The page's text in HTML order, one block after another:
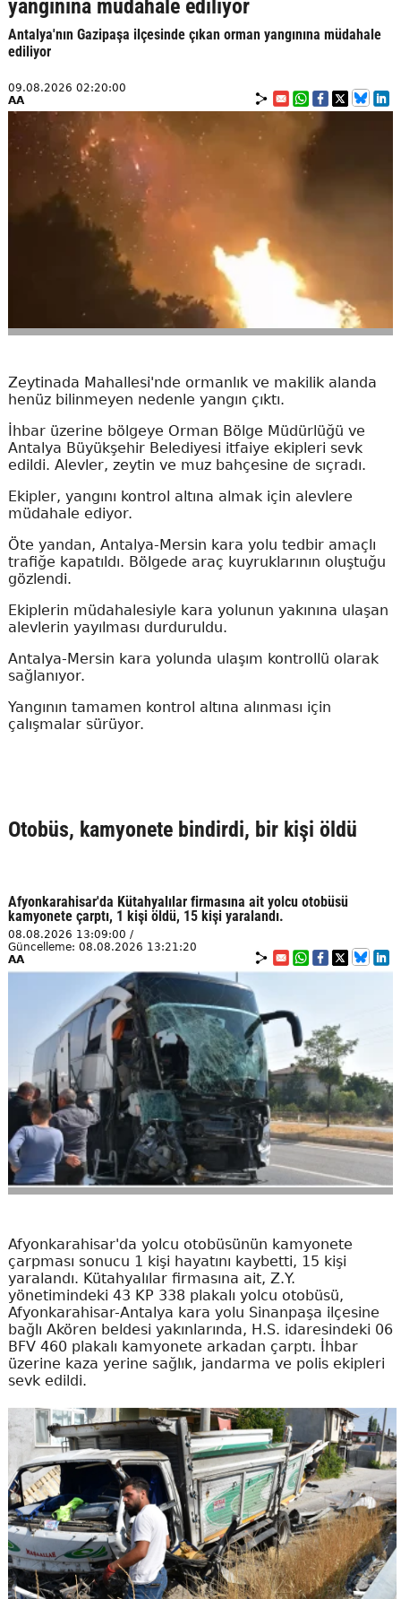
yangınına müdahale ediliyor
Antalya'nın Gazipaşa ilçesinde çıkan orman yangınına müdahale
ediliyor
09.08.2026 02:20:00
AA
Zeytinada Mahallesi'nde ormanlık ve makilik alanda
henüz bilinmeyen nedenle yangın çıktı.
İhbar üzerine bölgeye Orman Bölge Müdürlüğü ve
Antalya Büyükşehir Belediyesi itfaiye ekipleri sevk
edildi. Alevler, zeytin ve muz bahçesine de sıçradı.
Ekipler, yangını kontrol altına almak için alevlere
müdahale ediyor.
Öte yandan, Antalya-Mersin kara yolu tedbir amaçlı
trafiğe kapatıldı. Bölgede araç kuyruklarının oluştuğu
gözlendi.
Ekiplerin müdahalesiyle kara yolunun yakınına ulaşan
alevlerin yayılması durduruldu.
Antalya-Mersin kara yolunda ulaşım kontrollü olarak
sağlanıyor.
Yangının tamamen kontrol altına alınması için
çalışmalar sürüyor.
Otobüs, kamyonete bindirdi, bir kişi öldü
Afyonkarahisar'da Kütahyalılar firmasına ait yolcu otobüsü
kamyonete çarptı, 1 kişi öldü, 15 kişi yaralandı.
08.08.2026 13:09:00 /
Güncelleme: 08.08.2026 13:21:20
AA
Afyonkarahisar'da yolcu otobüsünün kamyonete
çarpması sonucu 1 kişi hayatını kaybetti, 15 kişi
yaralandı. Kütahyalılar firmasına ait, Z.Y.
yönetimindeki 43 KP 338 plakalı yolcu otobüsü,
Afyonkarahisar-Antalya kara yolu Sinanpaşa ilçesine
bağlı Akören beldesi yakınlarında, H.S. idaresindeki 06
BFV 460 plakalı kamyonete arkadan çarptı. İhbar
üzerine kaza yerine sağlık, jandarma ve polis ekipleri
sevk edildi.